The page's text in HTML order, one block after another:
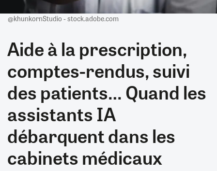
@khunkornStudio - stock.adobe.com
Aide à la prescription,
comptes-rendus, suivi
des patients… Quand les
assistants IA
débarquent dans les
cabinets médicaux